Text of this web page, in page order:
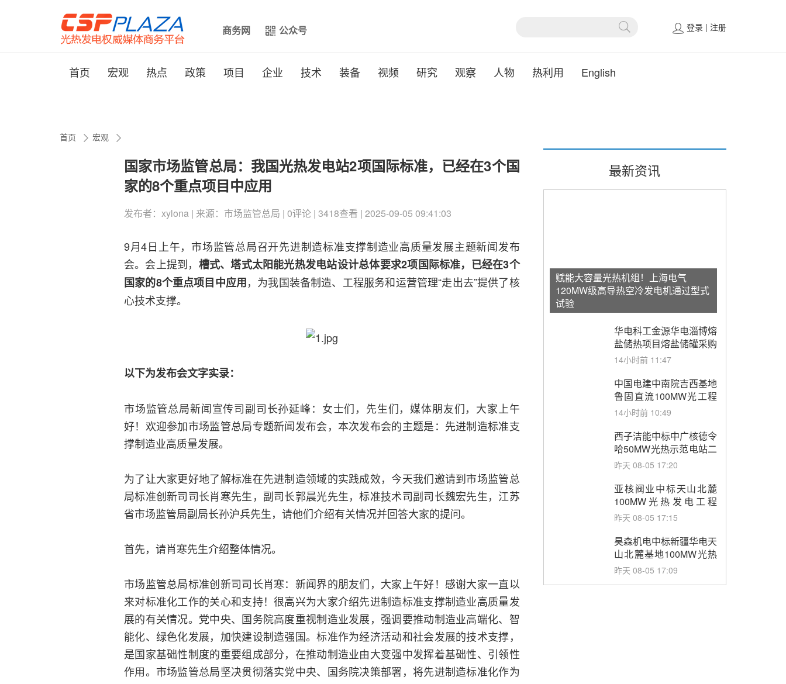
商务网 公众号 登录 | 注册
首页 宏观 热点 政策 项目 企业 技术 装备 视频 研究 观察 人物 热利用 English
首页 宏观
国家市场监管总局：我国光热发电站2项国际标准，已经在3个国
家的8个重点项目中应用
发布者：xylona | 来源：市场监管总局 | 0评论 | 3418查看 | 2025-09-05 09:41:03
9月4日上午，市场监管总局召开先进制造标准支撑制造业高质量发展主题新闻发布
会。会上提到， 槽式、塔式太阳能光热发电站设计总体要求2项国际标准，已经在3个
国家的8个重点项目中应用，为我国装备制造、工程服务和运营管理“走出去”提供了核
心技术支撑。
以下为发布会文字实录：
市场监管总局新闻宣传司副司长孙延峰：女士们，先生们，媒体朋友们，大家上午
好！欢迎参加市场监管总局专题新闻发布会，本次发布会的主题是：先进制造标准支
撑制造业高质量发展。
为了让大家更好地了解标准在先进制造领域的实践成效，今天我们邀请到市场监管总
局标准创新司司长肖寒先生，副司长郭晨光先生，标准技术司副司长魏宏先生，江苏
省市场监管局副局长孙沪兵先生，请他们介绍有关情况并回答大家的提问。
首先，请肖寒先生介绍整体情况。
市场监管总局标准创新司司长肖寒：新闻界的朋友们，大家上午好！感谢大家一直以
来对标准化工作的关心和支持！很高兴为大家介绍先进制造标准支撑制造业高质量发
展的有关情况。党中央、国务院高度重视制造业发展，强调要推动制造业高端化、智
能化、绿色化发展，加快建设制造强国。标准作为经济活动和社会发展的技术支撑，
是国家基础性制度的重要组成部分，在推动制造业由大变强中发挥着基础性、引领性
作用。市场监管总局坚决贯彻落实党中央、国务院决策部署，将先进制造标准化作为
最新资讯
赋能大容量光热机组！上海电气
120MW级高导热空冷发电机通过型式
试验
华电科工金源华电淄博熔
盐储热项目熔盐储罐采购
14小时前 11:47
中国电建中南院吉西基地
鲁固直流100MW光工程
性能试验采购
14小时前 10:49
西子洁能中标中广核德令
哈50MW光热示范电站二
列蒸汽发生器设备采购
昨天 08-05 17:20
亚核阀业中标天山北麓
100MW光热发电工程
EPC总承包项目熔盐截
购
昨天 08-05 17:15
昊森机电中标新疆华电天
山北麓基地100MW光热
发电工程EPC总承包项
昨天 08-05 17:09